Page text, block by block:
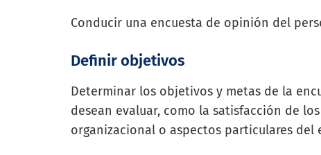
Conducir una encuesta de opinión del
Definir objetivos
Determinar los objetivos y metas de la
desean evaluar, como la satisfacción de
organizacional o aspectos particulares del